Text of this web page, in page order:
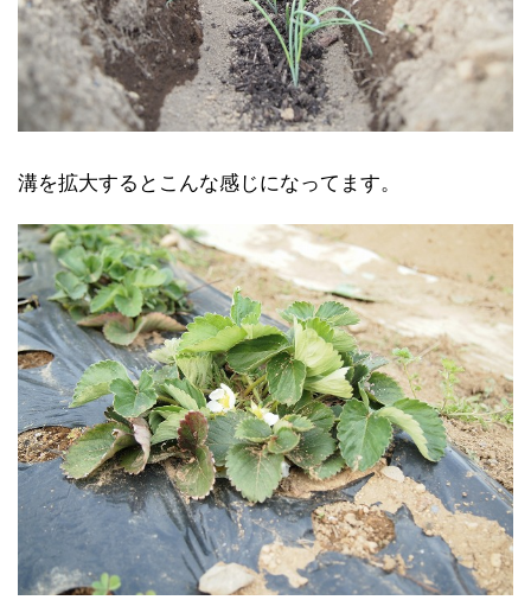
溝を拡大するとこんな感じになってます。